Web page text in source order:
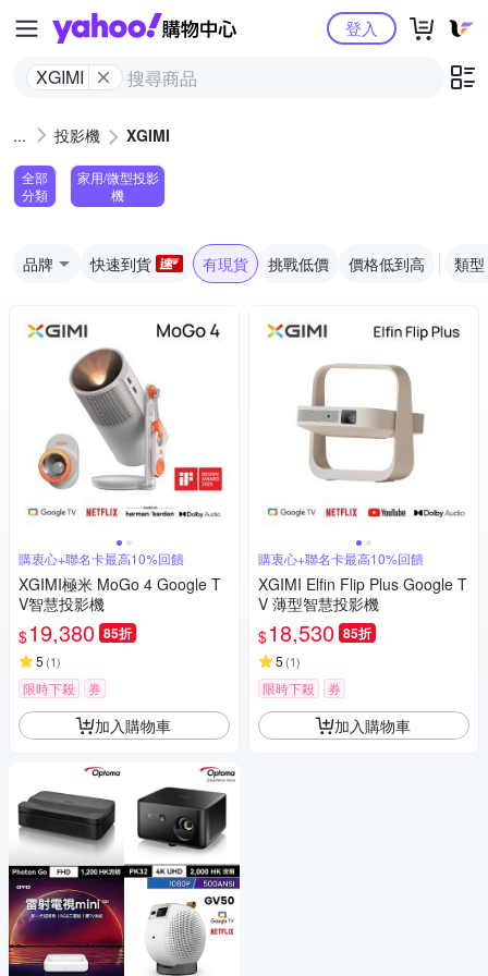
Yahoo購物中心
XGIMI
登入
投影機 XGIMI
全部
分類
家用/微型投影
機
品牌 快速到貨 有現貨 挑戰低價 價格低到高 類型
購衷心+聯名卡最高10%回饋
XGIMI極米 MoGo 4 Google T
V智慧投影機
$19,380 85折
5 (1)
限時下殺 券
加入購物車
購衷心+聯名卡最高10%回饋
XGIMI Elfin Flip Plus Google T
V 薄型智慧投影機
$18,530 85折
5 (1)
限時下殺 券
加入購物車